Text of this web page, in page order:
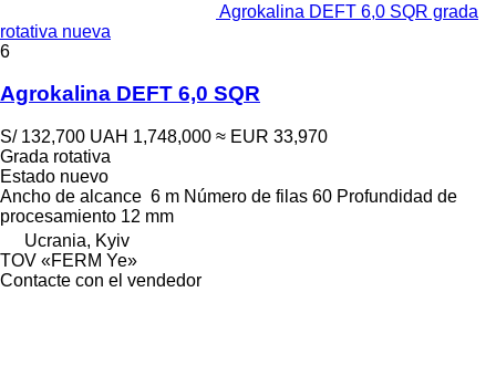
Agrokalina DEFT 6,0 SQR grada
rotativa nueva
6
Agrokalina DEFT 6,0 SQR
S/ 132,700 UAH 1,748,000 ≈ EUR 33,970
Grada rotativa
Estado nuevo
Ancho de alcance 6 m Número de filas 60 Profundidad de
procesamiento 12 mm
Ucrania, Kyiv
TOV «FERM Ye»
Contacte con el vendedor